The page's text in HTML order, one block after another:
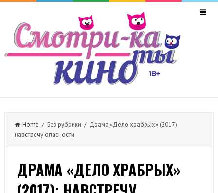
Home / Без рубрики / Драма «Дело храбрых» (2017):
навстречу опасности
ДРАМА «ДЕЛО ХРАБРЫХ»